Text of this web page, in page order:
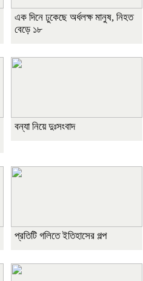
এক দিনে ঢুকেছে অর্ধলক্ষ মানুষ, নিহত
বেড়ে ১৮
বন্যা নিয়ে দুঃসংবাদ
প্রতিটি গলিতে ইতিহাসের গল্প